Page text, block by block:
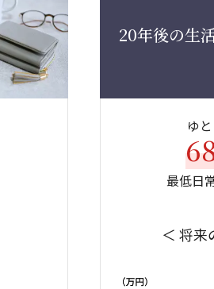
20年後の生
ゆ
最低日
＜ 将来